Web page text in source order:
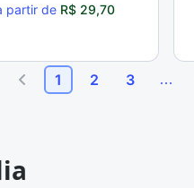
partir de R$ 29,70
1 2 3